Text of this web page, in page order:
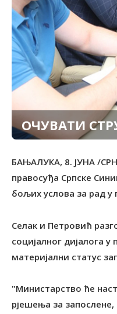
ОЧУВАТИ
БАЊАЛУКА, 8. ЈУНА /
правосуђа Српске
бољих услова за рад у
Селак и Петровић
социјалног дијалога
материјални статус
"Министарство ће
рјешења за